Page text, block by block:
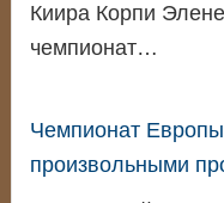
Киира Корпи
чемпионат…
Чемпионат
произвольными